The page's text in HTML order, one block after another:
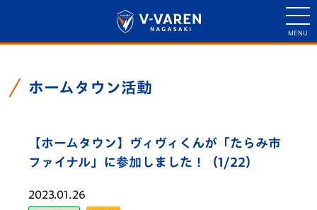
ホームタウン活動
【ホームタウン】ヴィヴィくんが「たらみ市
ファイナル」に参加しました！（1/22）
2023.01.26